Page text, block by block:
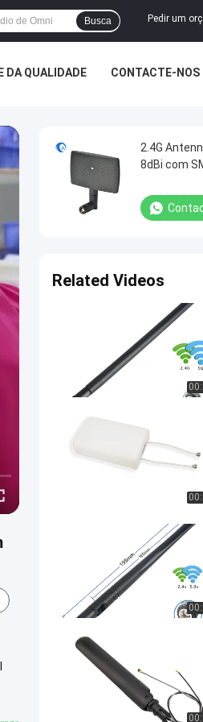
Pedir um
Busca
DA QUALIDADE CONTACTE-NOS
2.4G
8dBi com
Related Videos